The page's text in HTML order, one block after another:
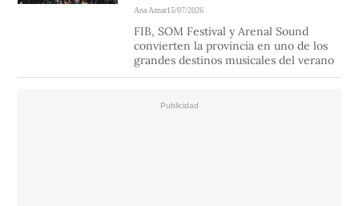
Ana Aznar15/07/2026
FIB, SOM Festival y Arenal Sound
convierten la provincia en uno de los
grandes destinos musicales del verano